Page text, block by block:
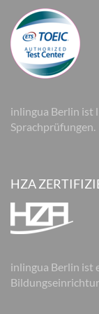
inlingua Berlin ist
Sprachprüfungen.
HZA
inlingua Berlin ist